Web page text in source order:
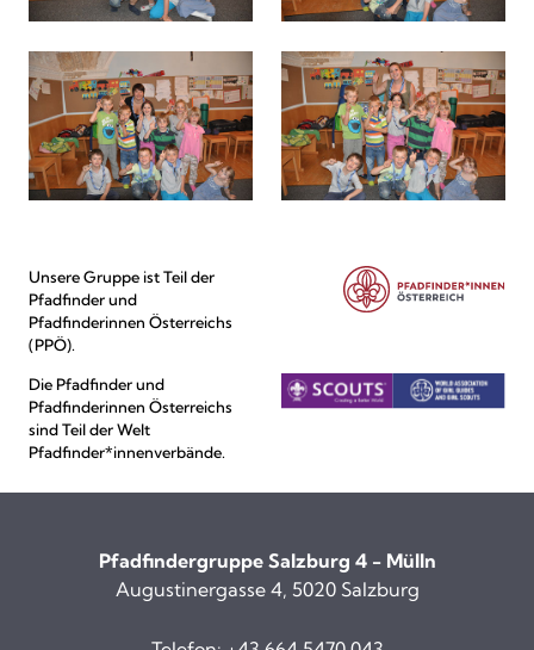
Unsere Gruppe ist Teil der
Pfadfinder und
Pfadfinderinnen Österreichs
(PPÖ).
Die Pfadfinder und
Pfadfinderinnen Österreichs
sind Teil der Welt
Pfadfinder*innenverbände.
Pfadfindergruppe Salzburg 4 - Mülln
Augustinergasse 4, 5020 Salzburg